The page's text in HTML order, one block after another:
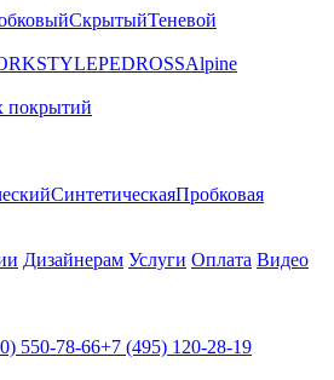
СкрытыйТеневой
PEDROSSAlpine
покрытий
СинтетическаяПробковая
Дизайнерам Услуги Оплата Видео
550-78-66+7 (495) 120-28-19